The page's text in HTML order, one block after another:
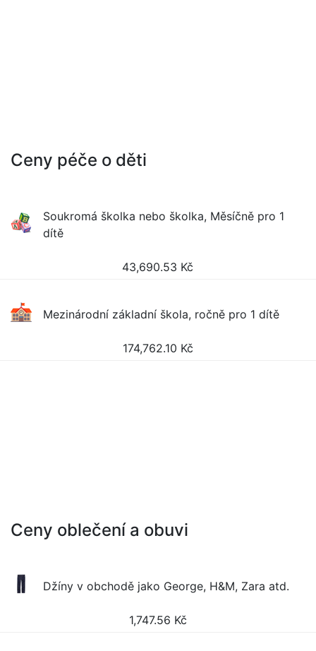
Ceny péče o děti
Soukromá školka nebo školka, Měsíčně pro 1
dítě
43,690.53 Kč
Mezinárodní základní škola, ročně pro 1 dítě
174,762.10 Kč
Ceny oblečení a obuvi
Džíny v obchodě jako George, H&M, Zara atd.
1,747.56 Kč